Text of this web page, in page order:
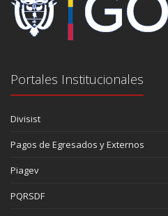
Portales Institucionales
Divisist
Pagos de Egresados y Externos
Piagev
PQRSDF